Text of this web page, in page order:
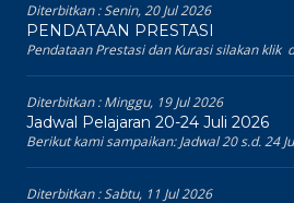
Diterbitkan :Senin, 20 Jul 2026
PENDATAAN PRESTASI
Pendataan Prestasi dan Kurasi silakan klik
Diterbitkan :Minggu, 19 Jul 2026
Jadwal Pelajaran 20-24 Juli 2026
Berikut kami sampaikan: Jadwal 20 s.d. 24
Diterbitkan :Sabtu, 11 Jul 2026